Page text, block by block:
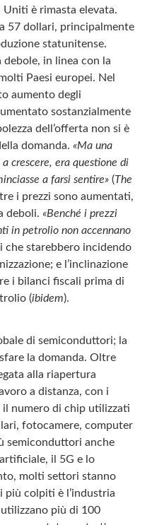
è rimasta elevata.
57 dollari, principalmente
statunitense.
debole, in linea con la
Paesi europei. Nel
aumento degli
sostanzialmente
dell’offerta non si è
domanda. «Ma una
crescere, era questione di
a farsi sentire»(The
i prezzi sono aumentati,
deboli. «Benché i prezzi
in petrolio non accennano
che starebbero incidendo
e l’inclinazione
i bilanci fiscali prima di
(ibidem).
di semiconduttori; la
la domanda. Oltre
alla riapertura
a distanza, con i
numero di chip utilizzati
fotocamere, computer
semiconduttori anche
il 5G e lo
molti settori stanno
più colpiti è l’industria
più di 100